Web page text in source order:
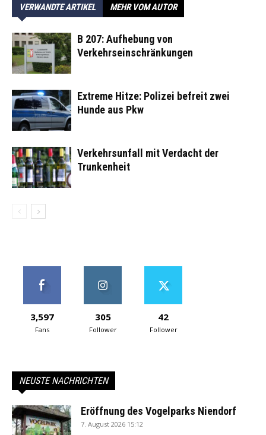
VERWANDTE ARTIKEL MEHR VOM AUTOR
B 207: Aufhebung von
Verkehrseinschränkungen
Extreme Hitze: Polizei befreit zwei
Hunde aus Pkw
Verkehrsunfall mit Verdacht der
Trunkenheit
3,597
Fans
305
Follower
42
Follower
NEUSTE NACHRICHTEN
Eröffnung des Vogelparks Niendorf
7. August 2026 15:12